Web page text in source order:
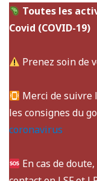
Toutes les
Covid (COVID-19)
Prenez soin de
Merci de suivre
les consignes du
coronavirus
En cas de